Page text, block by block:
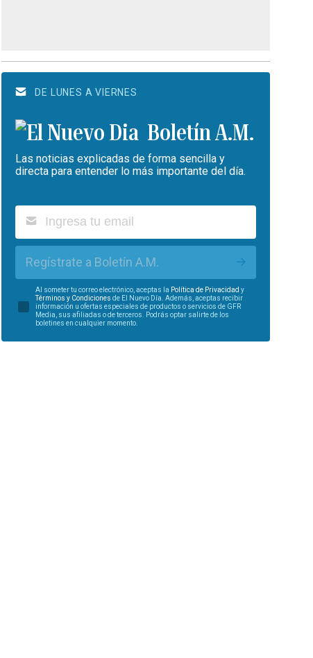
DE LUNES A VIERNES
Boletín A.M.
Las noticias explicadas de forma sencilla y
directa para entender lo más importante del día.
Regístrate a Boletín A.M.
Al someter tu correo electrónico, aceptas la Política de Privacidad y
Términos y Condiciones de El Nuevo Día. Además, aceptas recibir
información u ofertas especiales de productos o servicios de GFR
Media, sus afiliadas o de terceros. Podrás optar salirte de los
boletines en cualquier momento.